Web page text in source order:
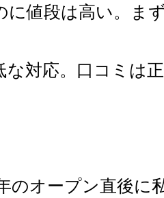
に値段は高い。ま
な対応。口コミは
のオープン直後に